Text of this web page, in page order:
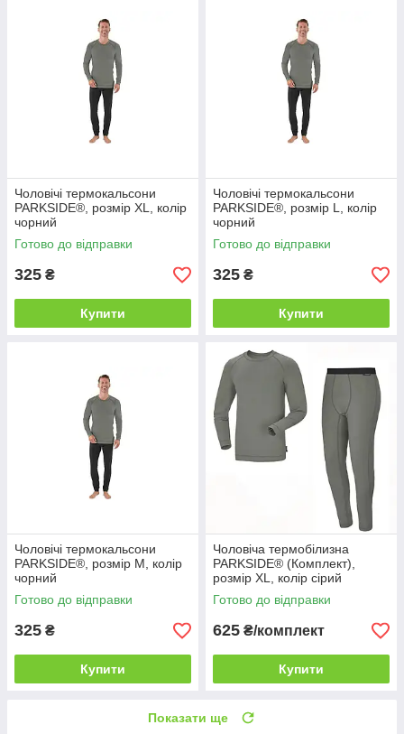
Чоловічі термокальсони
PARKSIDE®, розмір XL, колір
чорний
Готово до відправки
325 ₴
Купити
Чоловічі термокальсони
PARKSIDE®, розмір L, колір
чорний
Готово до відправки
325 ₴
Купити
Чоловічі термокальсони
PARKSIDE®, розмір M, колір
чорний
Готово до відправки
325 ₴
Купити
Чоловіча термобілизна
PARKSIDE® (Комплект),
розмір XL, колір сірий
Готово до відправки
625 ₴/комплект
Купити
Показати ще